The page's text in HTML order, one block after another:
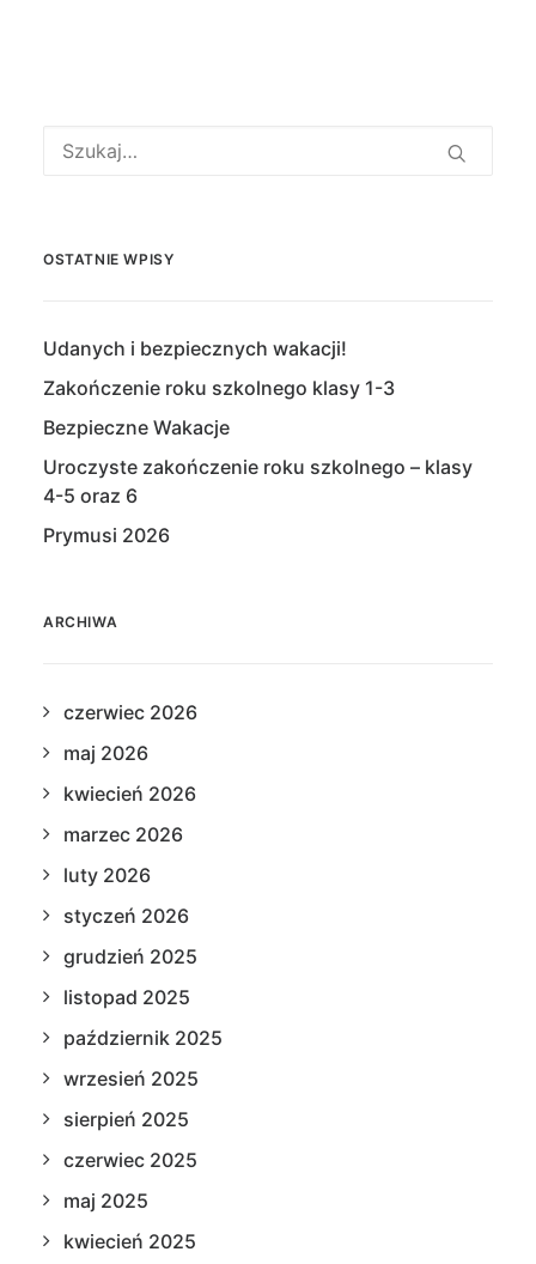
OSTATNIE WPISY
Udanych i bezpiecznych wakacji!
Zakończenie roku szkolnego klasy 1-3
Bezpieczne Wakacje
Uroczyste zakończenie roku szkolnego – klasy
4-5 oraz 6
Prymusi 2026
ARCHIWA
czerwiec 2026
maj 2026
kwiecień 2026
marzec 2026
luty 2026
styczeń 2026
grudzień 2025
listopad 2025
październik 2025
wrzesień 2025
sierpień 2025
czerwiec 2025
maj 2025
kwiecień 2025